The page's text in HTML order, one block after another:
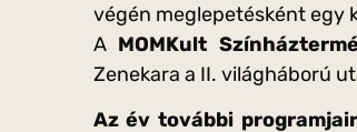
végén meglepetésként egy
A MOMKult
Zenekara a II. világháború
Az év további